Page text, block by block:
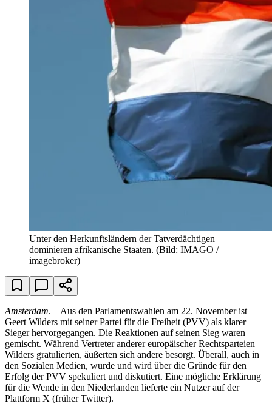
Unter den Herkunftsländern der Tatverdächtigen
dominieren afrikanische Staaten. (Bild: IMAGO /
imagebroker)
Amsterdam. – Aus den Parlamentswahlen am 22. November ist
Geert Wilders mit seiner Partei für die Freiheit (PVV) als klarer
Sieger hervorgegangen. Die Reaktionen auf seinen Sieg waren
gemischt. Während Vertreter anderer europäischer Rechtsparteien
Wilders gratulierten, äußerten sich andere besorgt. Überall, auch in
den Sozialen Medien, wurde und wird über die Gründe für den
Erfolg der PVV spekuliert und diskutiert. Eine mögliche Erklärung
für die Wende in den Niederlanden lieferte ein Nutzer auf der
Plattform X (früher Twitter).